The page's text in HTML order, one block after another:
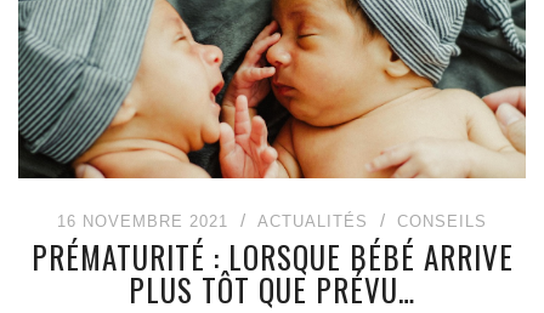
16 NOVEMBRE 2021 ACTUALITÉS CONSEILS
PRÉMATURITÉ : LORSQUE BÉBÉ ARRIVE
PLUS TÔT QUE PRÉVU…